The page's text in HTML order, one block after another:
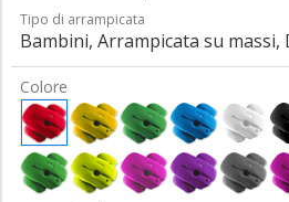
Tipo di arrampicata
Bambini, Arrampicata su massi,
Colore